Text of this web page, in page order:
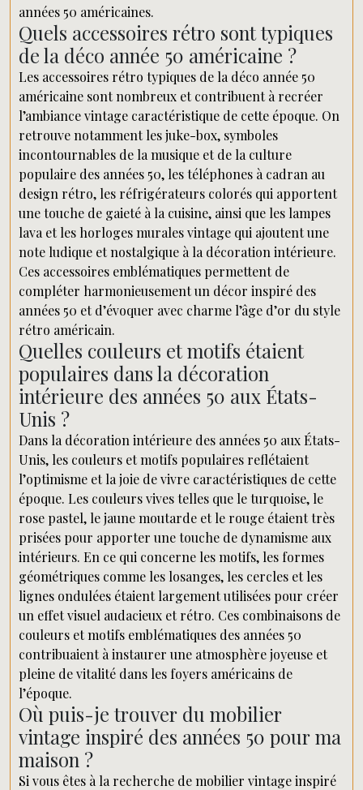
années 50 américaines.
Quels accessoires rétro sont typiques
de la déco année 50 américaine ?
Les accessoires rétro typiques de la déco année 50
américaine sont nombreux et contribuent à recréer
l’ambiance vintage caractéristique de cette époque. On
retrouve notamment les juke-box, symboles
incontournables de la musique et de la culture
populaire des années 50, les téléphones à cadran au
design rétro, les réfrigérateurs colorés qui apportent
une touche de gaieté à la cuisine, ainsi que les lampes
lava et les horloges murales vintage qui ajoutent une
note ludique et nostalgique à la décoration intérieure.
Ces accessoires emblématiques permettent de
compléter harmonieusement un décor inspiré des
années 50 et d’évoquer avec charme l’âge d’or du style
rétro américain.
Quelles couleurs et motifs étaient
populaires dans la décoration
intérieure des années 50 aux États-
Unis ?
Dans la décoration intérieure des années 50 aux États-
Unis, les couleurs et motifs populaires reflétaient
l’optimisme et la joie de vivre caractéristiques de cette
époque. Les couleurs vives telles que le turquoise, le
rose pastel, le jaune moutarde et le rouge étaient très
prisées pour apporter une touche de dynamisme aux
intérieurs. En ce qui concerne les motifs, les formes
géométriques comme les losanges, les cercles et les
lignes ondulées étaient largement utilisées pour créer
un effet visuel audacieux et rétro. Ces combinaisons de
couleurs et motifs emblématiques des années 50
contribuaient à instaurer une atmosphère joyeuse et
pleine de vitalité dans les foyers américains de
l’époque.
Où puis-je trouver du mobilier
vintage inspiré des années 50 pour ma
maison ?
Si vous êtes à la recherche de mobilier vintage inspiré